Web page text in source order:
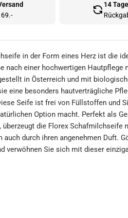
69.-
14 Tage
in der Form eines Herz ist die
nach einer hochwertigen Hautpflege
in Österreich und mit
eine besonders hautverträgliche
Seife ist frei von Füllstoffen und
Option macht. Perfekt als
überzeugt die Florex Schafmilchseife
auch durch ihren angenehmen Duft.
verwöhnen Sie sich mit dieser